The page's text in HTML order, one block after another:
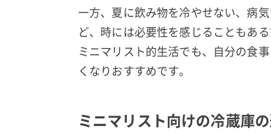
一方、夏に飲み物を冷やせない、病
ど、時には必要性を感じることもある
ミニマリスト的生活でも、自分の食
くなりおすすめです。
ミニマリスト向けの冷蔵庫